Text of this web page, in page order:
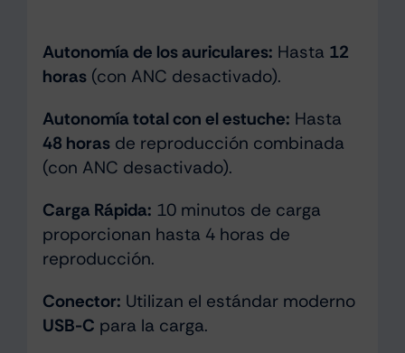
Autonomía de los auriculares: Hasta 12
horas(con ANC desactivado).
Autonomía total con el estuche: Hasta
48 horasde reproducción combinada
(con ANC desactivado).
Carga Rápida: 10 minutos de carga
proporcionan hasta 4 horas de
reproducción.
Conector: Utilizan el estándar moderno
USB-C para la carga.